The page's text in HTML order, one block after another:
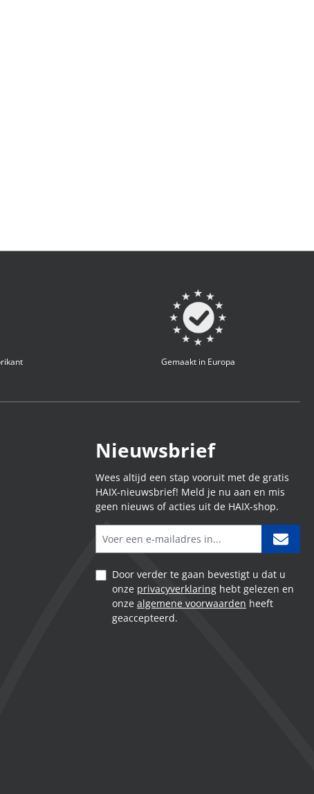
Gemaakt in Europa
Nieuwsbrief
Wees altijd een stap vooruit met de gratis
HAIX-nieuwsbrief! Meld je nu aan en mis
geen nieuws of acties uit de HAIX-shop.
Door verder te gaan bevestigt u dat u
onze privacyverklaring hebt gelezen en
onze algemene voorwaarden heeft
geaccepteerd.